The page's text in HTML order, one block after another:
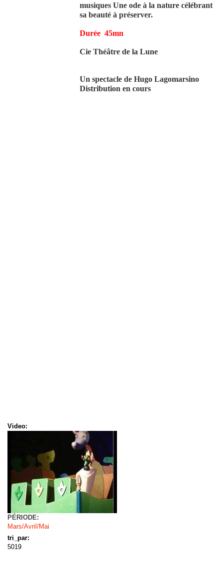
musiques Une ode à la nature célébrant
sa beauté à préserver.
Durée 45mn
Cie Théâtre de la Lune
Un spectacle de Hugo Lagomarsino
Distribution en cours
Video:
PÉRIODE:
Mars/Avril/Mai
tri_par:
5019